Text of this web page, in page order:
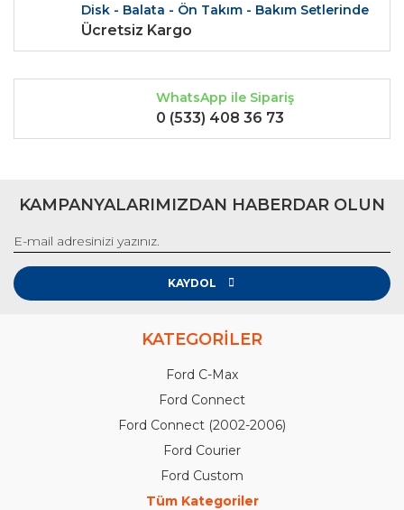
Disk - Balata - Ön Takım - Bakım Setlerinde
Ücretsiz Kargo
WhatsApp ile Sipariş
0 (533) 408 36 73
KAMPANYALARIMIZDAN HABERDAR OLUN
KAYDOL
KATEGORİLER
Ford C-Max
Ford Connect
Ford Connect (2002-2006)
Ford Courier
Ford Custom
Tüm Kategoriler